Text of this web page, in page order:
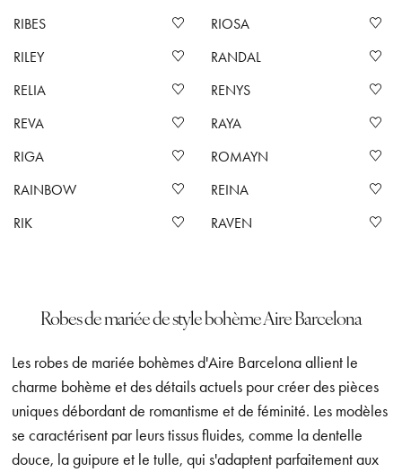
RIBES
RIOSA
RILEY
RANDAL
RELIA
RENYS
REVA
RAYA
RIGA
ROMAYN
RAINBOW
REINA
RIK
RAVEN
Robes de mariée de style bohème Aire Barcelona
Les robes de mariée bohèmes d'Aire Barcelona allient le
charme bohème et des détails actuels pour créer des pièces
uniques débordant de romantisme et de féminité. Les modèles
se caractérisent par leurs tissus fluides, comme la dentelle
douce, la guipure et le tulle, qui s'adaptent parfaitement aux